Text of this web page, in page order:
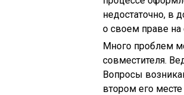
недостаточно, в
о своем праве на
Много проблем
совместителя.
Вопросы
втором его